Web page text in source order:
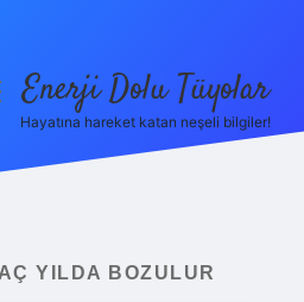
Enerji Dolu Tüyolar
Hayatına hareket katan neşeli bilgiler!
YILDA BOZULUR